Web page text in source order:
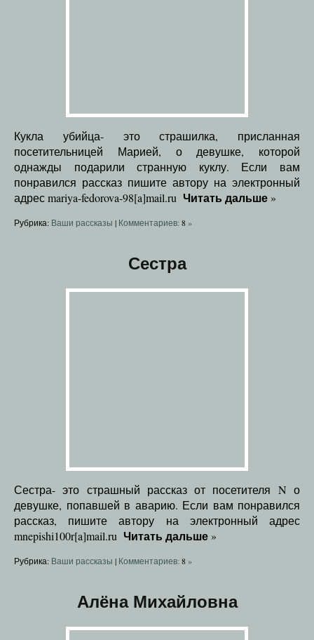
Кукла убийца- это страшилка, присланная
посетительницей Марией, о девушке, которой
однажды подарили странную куклу. Если вам
понравился рассказ пишите автору на электронный
адрес mariya-fedorova-98[a]mail.ru Читать дальше »
Рубрика: Ваши рассказы | Комментариев: 8»
Сестра
Сестра- это страшный рассказ от посетителя N о
девушке, попавшей в аварию. Если вам понравился
рассказ, пишите автору на электронный адрес
mnepishi100r[a]mail.ru Читать дальше »
Рубрика: Ваши рассказы | Комментариев: 8»
Алёна Михайловна